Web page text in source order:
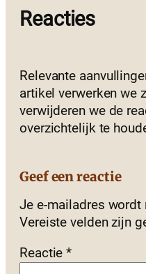
Reacties
Relevante
artikel verwerken we
verwijderen we de
overzichtelijk te
Geef een reactie
Je e-mailadres wordt
Vereiste velden zijn
Reactie*